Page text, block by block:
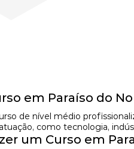
em Paraíso do
de nível médio
como tecnologia,
um Curso em